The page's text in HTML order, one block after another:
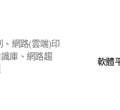
網路(雲端)印
庫、網路趨
軟體